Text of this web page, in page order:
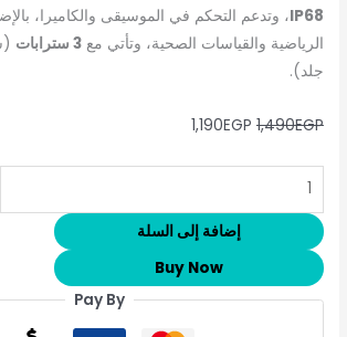
IP68، وتدعم التحكم في الموسيقى والكاميرا،
الرياضية والقياسات الصحية، وتأتي مع3 سترابات
جلد).
1,490EGP
1,190EGP
إضافة إلى السلة
Buy Now
Pay By